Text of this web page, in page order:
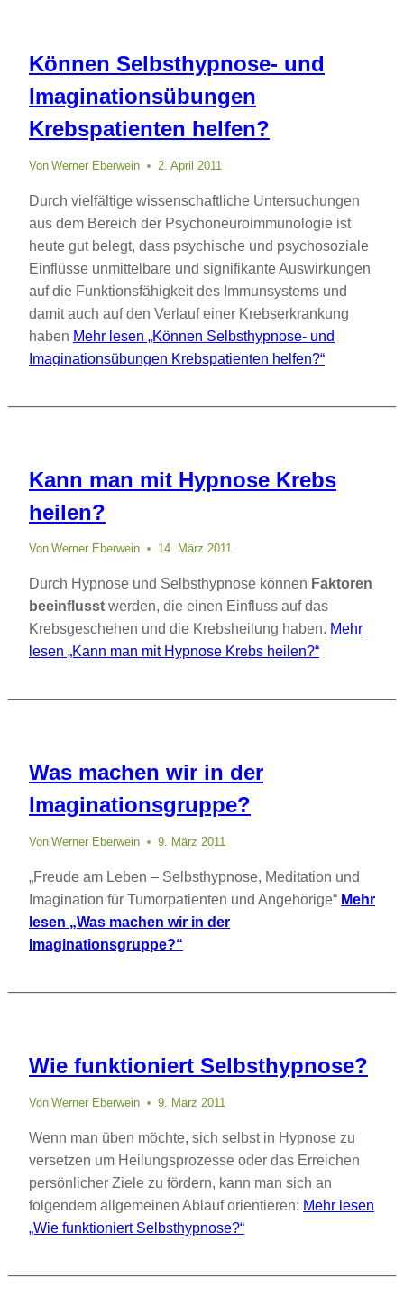
Können Selbsthypnose- und
Imaginationsübungen
Krebspatienten helfen?
Von Werner Eberwein 2. April 2011
Durch vielfältige wissenschaftliche Untersuchungen
aus dem Bereich der Psychoneuroimmunologie ist
heute gut belegt, dass psychische und psychosoziale
Einflüsse unmittelbare und signifikante Auswirkungen
auf die Funktionsfähigkeit des Immunsystems und
damit auch auf den Verlauf einer Krebserkrankung
haben Mehr lesen „Können Selbsthypnose- und
Imaginationsübungen Krebspatienten helfen?“
Kann man mit Hypnose Krebs
heilen?
Von Werner Eberwein 14. März 2011
Durch Hypnose und Selbsthypnose können Faktoren
beeinflusst werden, die einen Einfluss auf das
Krebsgeschehen und die Krebsheilung haben. Mehr
lesen „Kann man mit Hypnose Krebs heilen?“
Was machen wir in der
Imaginationsgruppe?
Von Werner Eberwein 9. März 2011
„Freude am Leben – Selbsthypnose, Meditation und
Imagination für Tumorpatienten und Angehörige“ Mehr
lesen „Was machen wir in der
Imaginationsgruppe?“
Wie funktioniert Selbsthypnose?
Von Werner Eberwein 9. März 2011
Wenn man üben möchte, sich selbst in Hypnose zu
versetzen um Heilungsprozesse oder das Erreichen
persönlicher Ziele zu fördern, kann man sich an
folgendem allgemeinen Ablauf orientieren: Mehr lesen
„Wie funktioniert Selbsthypnose?“